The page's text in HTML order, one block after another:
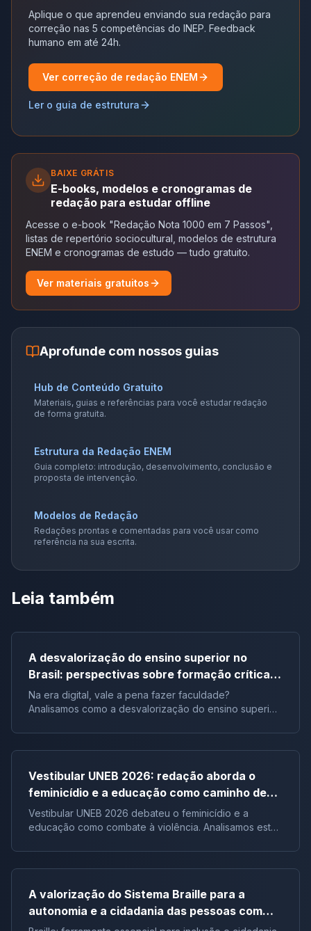
Aplique o que aprendeu enviando sua redação para
correção nas 5 competências do INEP. Feedback
humano em até 24h.
Ver correção de redação ENEM
Ler o guia de estrutura
BAIXE GRÁTIS
E-books, modelos e cronogramas de
redação para estudar offline
Acesse o e-book "Redação Nota 1000 em 7 Passos",
listas de repertório sociocultural, modelos de estrutura
ENEM e cronogramas de estudo — tudo gratuito.
Ver materiais gratuitos
Aprofunde com nossos guias
Hub de Conteúdo Gratuito
Materiais, guias e referências para você estudar redação
de forma gratuita.
Estrutura da Redação ENEM
Guia completo: introdução, desenvolvimento, conclusão e
proposta de intervenção.
Modelos de Redação
Redações prontas e comentadas para você usar como
referência na sua escrita.
Leia também
A desvalorização do ensino superior no
Brasil: perspectivas sobre formação crítica e
influência digital |Tema de redação
Na era digital, vale a pena fazer faculdade?
Analisamos como a desvalorização do ensino superior
Brasil.
Vestibular UNEB 2026: redação aborda o
feminicídio e a educação como caminho de
combate à violência
Vestibular UNEB 2026 debateu o feminicídio e a
educação como combate à violência. Analisamos este
para futuras pautas sociais.
A valorização do Sistema Braille para a
autonomia e a cidadania das pessoas com
deficiência visual no Brasil |Tema de redação